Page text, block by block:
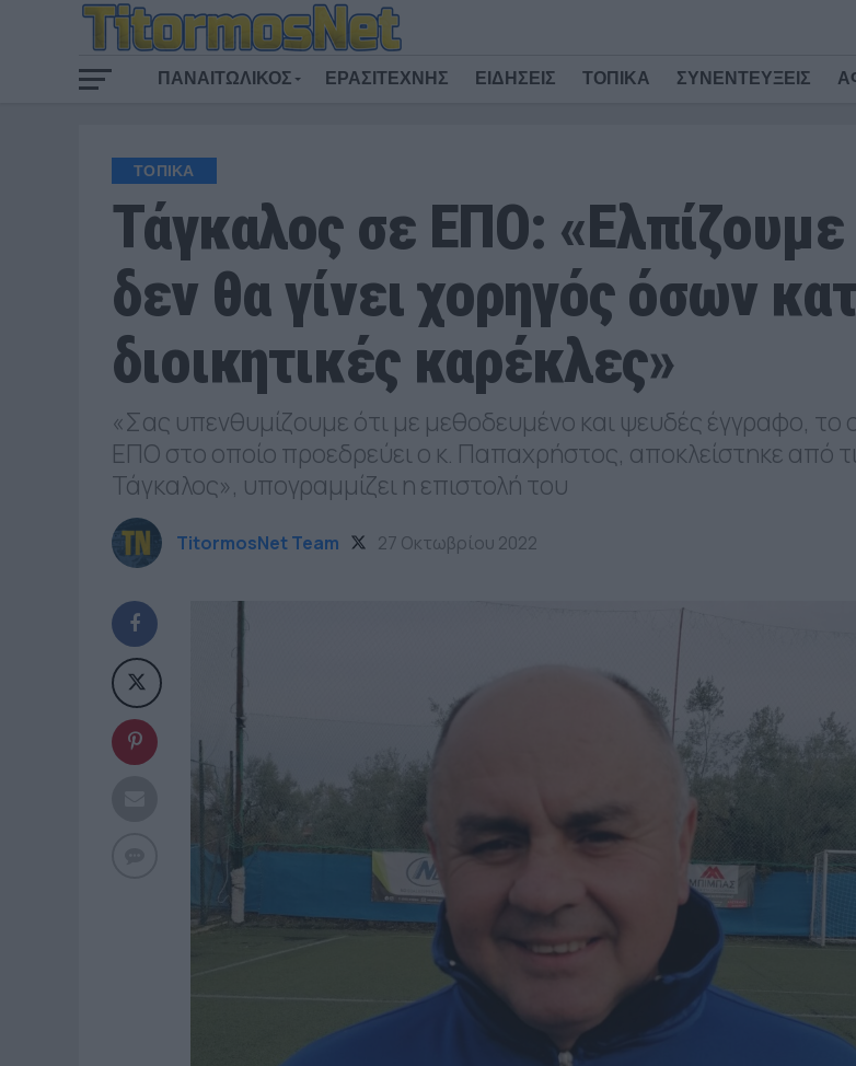
ΠΑΝΑΙΤΩΛΙΚΟΣ ΕΡΑΣΙΤΕΧΝΗΣ ΕΙΔΗΣΕΙΣ ΤΟΠΙΚΑ ΣΥΝΕΝΤΕΥΞΕΙΣ
ΤΟΠΙΚΑ
Τάγκαλος σε ΕΠΟ:
δεν θα γίνει χορηγός όσων
διοικητικές καρέκλες»
«Σας υπενθυμίζουμε ότι με μεθοδευμένο και ψευδές έγγραφο,
ΕΠΟ στο οποίο προεδρεύει ο κ. Παπαχρήστος, αποκλείστηκε από
Τάγκαλος», υπογραμμίζει η επιστολή του
TitormosNet Team 27 Οκτωβρίου 2022